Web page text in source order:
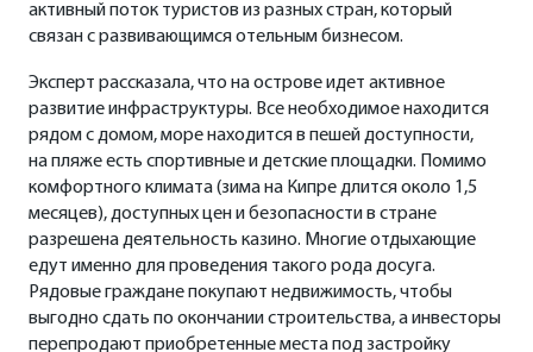
активный поток туристов из разных стран, который
связан с развивающимся отельным бизнесом.
Эксперт рассказала, что на острове идет активное
развитие инфраструктуры. Все необходимое находится
рядом с домом, море находится в пешей доступности,
на пляже есть спортивные и детские площадки. Помимо
комфортного климата (зима на Кипре длится около 1,5
месяцев), доступных цен и безопасности в стране
разрешена деятельность казино. Многие отдыхающие
едут именно для проведения такого рода досуга.
Рядовые граждане покупают недвижимость, чтобы
выгодно сдать по окончании строительства, а инвесторы
перепродают приобретенные места под застройку